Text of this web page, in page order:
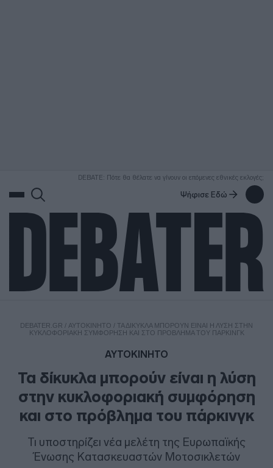
DEBATE: Πότε θα θέλατε να γίνουν οι επόμενες εθνικές εκλογές;
Ψήφισε Εδώ
DEBATER.GR / ΑΥΤΟΚΙΝΗΤΟ / ΤΑ ΔΊΚΥΚΛΑ ΜΠΟΡΟΎΝ ΕΊΝΑΙ Η ΛΎΣΗ ΣΤΗΝ
ΚΥΚΛΟΦΟΡΙΑΚΉ ΣΥΜΦΌΡΗΣΗ ΚΑΙ ΣΤΟ ΠΡΌΒΛΗΜΑ ΤΟΥ ΠΆΡΚΙΝΓΚ
ΑΥΤΟΚΙΝΗΤΟ
Τα δίκυκλα μπορούν είναι η λύση
στην κυκλοφοριακή συμφόρηση
και στο πρόβλημα του πάρκινγκ
Τι υποστηρίζει νέα μελέτη της Ευρωπαϊκής
Ένωσης Κατασκευαστών Μοτοσικλετών